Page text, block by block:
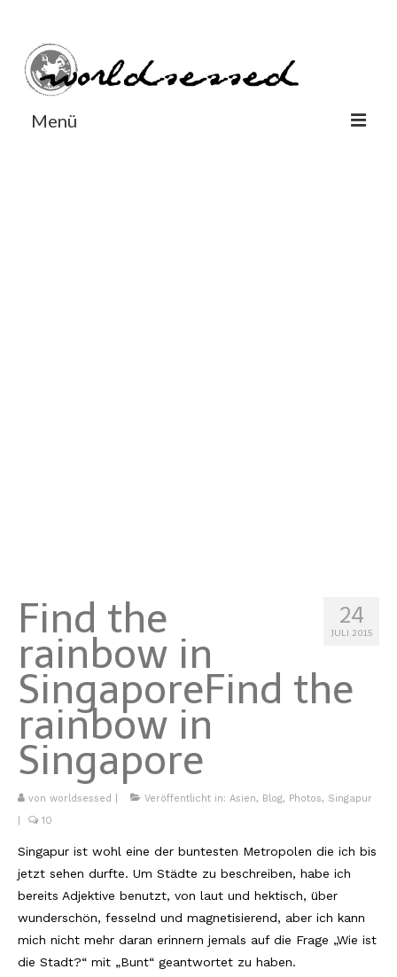
Menü
Schweiz
Spanien
Asia
Hong Kong
Indonesien
Laos
Malaysia
Singapur
24
JULI 2015
Find the
rainbow in
SingaporeFind the
rainbow in
Singapore
von worldsessed Veröffentlicht in: Asien, Blog, Photos, Singapur
10
Singapur ist wohl eine der buntesten Metropolen die ich bis
jetzt sehen durfte. Um Städte zu beschreiben, habe ich
bereits Adjektive benutzt, von laut und hektisch, über
wunderschön, fesselnd und magnetisierend, aber ich kann
mich nicht mehr daran erinnern jemals auf die Frage „Wie ist
die Stadt?“ mit „Bunt“ geantwortet zu haben.